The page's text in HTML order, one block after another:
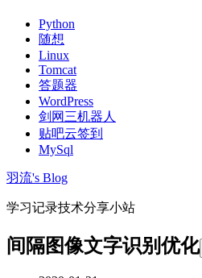
Python
随想
Linux
Tomcat
答题器
WordPress
剑网三机器人
贴吧云签到
MySql
羽流's Blog
学习记录技术分享小站
间隔图像文字识别优化